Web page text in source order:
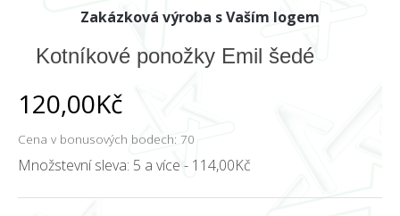
Zakázková výroba s Vaším logem
Kotníkové ponožky Emil šedé
120,00Kč
Cena v bonusových bodech: 70
Množstevní sleva: 5 a více - 114,00Kč